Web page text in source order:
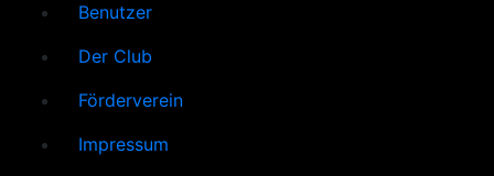
Benutzer
Der Club
Förderverein
Impressum